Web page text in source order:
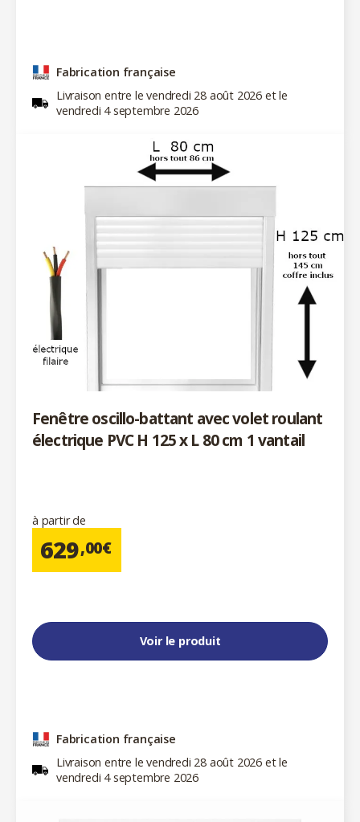
Fabrication française
Livraison entre le vendredi 28 août 2026 et le
vendredi 4 septembre 2026
Fenêtre oscillo-battant avec volet roulant
électrique PVC H 125 x L 80 cm 1 vantail
à partir de
629,00€
Voir le produit
Fabrication française
Livraison entre le vendredi 28 août 2026 et le
vendredi 4 septembre 2026